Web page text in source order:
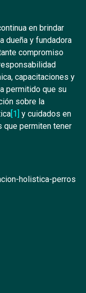
en brindar
dueña y fundadora
compromiso
capacitaciones y
permitido que su
sobre la
[1] y cuidados en
que permiten tener
holistica-perros